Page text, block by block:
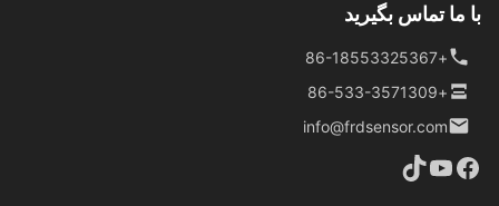
ما تماس بگیرید
info@frdsensor.com